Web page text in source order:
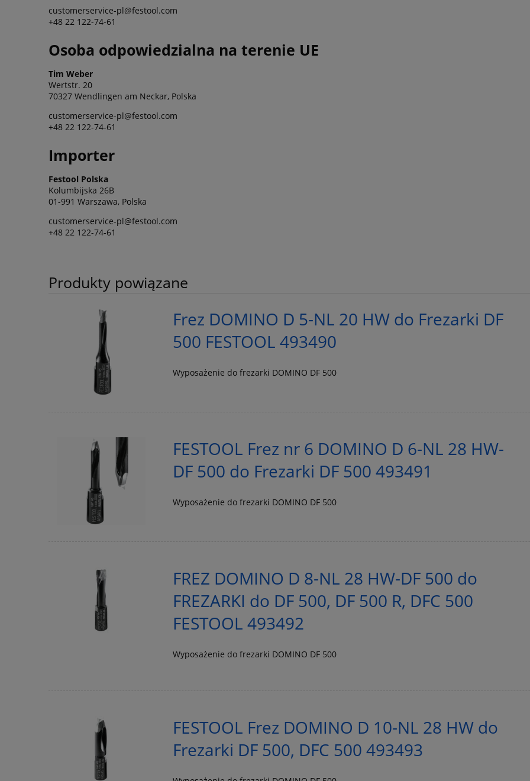
customerservice-pl@festool.com
+48 22 122-74-61
Osoba odpowiedzialna na terenie UE
Tim Weber
Wertstr. 20
70327 Wendlingen am Neckar, Polska
customerservice-pl@festool.com
+48 22 122-74-61
Importer
Festool Polska
Kolumbijska 26B
01-991 Warszawa, Polska
customerservice-pl@festool.com
+48 22 122-74-61
Produkty powiązane
Frez DOMINO D 5-NL 20 HW do Frezarki DF
500 FESTOOL 493490
Wyposażenie do frezarki DOMINO DF 500
FESTOOL Frez nr 6 DOMINO D 6-NL 28 HW-
DF 500 do Frezarki DF 500 493491
Wyposażenie do frezarki DOMINO DF 500
FREZ DOMINO D 8-NL 28 HW-DF 500 do
FREZARKI do DF 500, DF 500 R, DFC 500
FESTOOL 493492
Wyposażenie do frezarki DOMINO DF 500
FESTOOL Frez DOMINO D 10-NL 28 HW do
Frezarki DF 500, DFC 500 493493